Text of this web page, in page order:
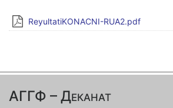
ReyultatiKONACNI-RUA2.pdf
АГГФ – Деканат